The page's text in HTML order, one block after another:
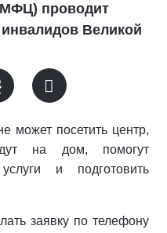
проводит
Великой
может посетить центр,
на дом, помогут
и подготовить
заявку по телефону